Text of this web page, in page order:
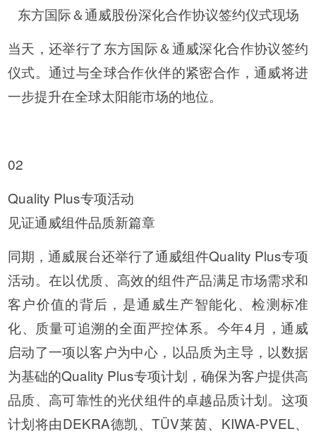
东方国际＆通威股份深化合作协议签约仪式现场
当天，还举行了东方国际＆通威深化合作协议签约
仪式。通过与全球合作伙伴的紧密合作，通威将进
一步提升在全球太阳能市场的地位。
02
Quality Plus专项活动
见证通威组件品质新篇章
同期，通威展台还举行了通威组件Quality Plus专项
活动。在以优质、高效的组件产品满足市场需求和
客户价值的背后，是通威生产智能化、检测标准
化、质量可追溯的全面严控体系。今年4月，通威
启动了一项以客户为中心，以品质为主导，以数据
为基础的Quality Plus专项计划，确保为客户提供高
品质、高可靠性的光伏组件的卓越品质计划。这项
计划将由DEKRA德凯、TÜV莱茵、KIWA-PVEL、